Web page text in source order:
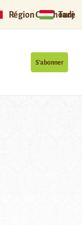
Région Ouïghoure
S’abonner